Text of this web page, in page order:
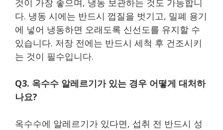
다. 냉동 시에는 반드시 껍질을 벗기고, 밀폐 용기
에 넣어 냉동하면 오래도록 신선도를 유지할 수
있습니다. 저장 전에는 반드시 세척 후 건조시키
는 것이 필수입니다.
Q3. 옥수수 알레르기가 있는 경우 어떻게 대처하
나요?
옥수수에 알레르기가 있다면, 섭취 전 반드시 성